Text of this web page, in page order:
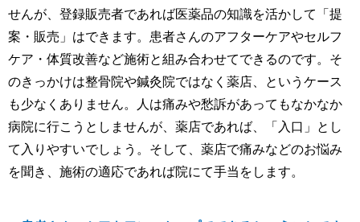
せんが、登録販売者であれば医薬品の知識を活かして「提
案・販売」はできます。患者さんのアフターケアやセルフ
ケア・体質改善など施術と組み合わせてできるのです。そ
のきっかけは整骨院や鍼灸院ではなく薬店、というケース
も少なくありません。人は痛みや愁訴があってもなかなか
病院に行こうとしませんが、薬店であれば、「入口」とし
て入りやすいでしょう。そして、薬店で痛みなどのお悩み
を聞き、施術の適応であれば院にて手当をします。